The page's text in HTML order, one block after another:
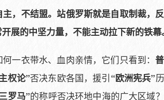
，不结盟。站俄罗斯就是自取制裁，
展的中坚力量，不能主动拉下新的铁幕
一衣带水、血肉亲情，它们只看到：
权论”否决东欧各国，援引“欧洲宪兵”
罗马”的称呼否决环地中海的广大区域？